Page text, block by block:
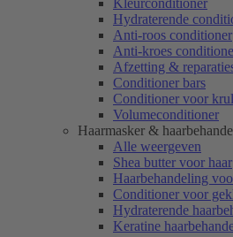
Kleurconditioner
Hydraterende
Anti-roos conditioner
Anti-kroes
Afzetting &
Conditioner bars
Conditioner voor
Volumeconditioner
Haarmasker &
Alle weergeven
Shea butter voor haar
Haarbehandeling
Conditioner voor
Hydraterende
Keratine